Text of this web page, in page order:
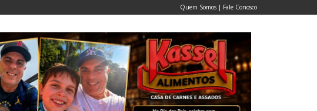
Quem Somos | Fale Conosco